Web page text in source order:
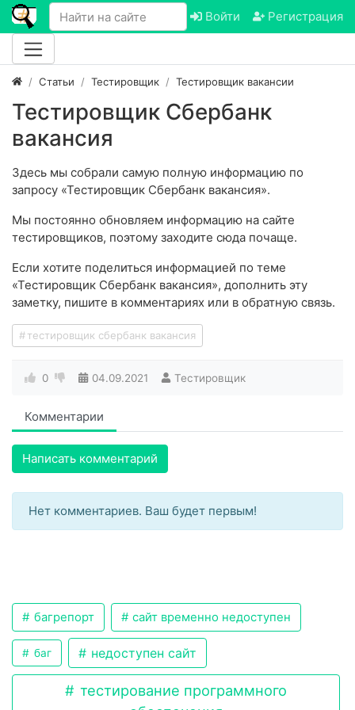
Войти Регистрация
Статьи Тестировщик Тестировщик вакансии
Тестировщик Сбербанк
вакансия
Здесь мы собрали самую полную информацию по
запросу «Тестировщик Сбербанк вакансия».
Мы постоянно обновляем информацию на сайте
тестировщиков, поэтому заходите сюда почаще.
Если хотите поделиться информацией по теме
«Тестировщик Сбербанк вакансия», дополнить эту
заметку, пишите в комментариях или в обратную связь.
тестировщик сбербанк вакансия
0 04.09.2021 Тестировщик
Комментарии
Написать комментарий
Нет комментариев. Ваш будет первым!
багрепорт сайт временно недоступен
баг недоступен сайт
тестирование программного